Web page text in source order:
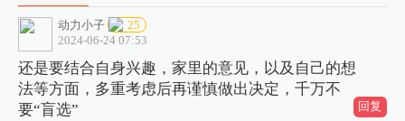
动力小子
25
2024-06-24 07:53
还是要结合自身兴趣，家里的意见，以及自己的想
法等方面，多重考虑后再谨慎做出决定，千万不
要“盲选”
回复